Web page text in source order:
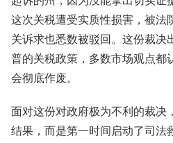
这次关税遭受实质性损害，被法
关诉求也悉数被驳回。这份裁决
普的关税政策，多数市场观点都
会彻底作废。
面对这份对政府极为不利的裁决
结果，而是第一时间启动了司法